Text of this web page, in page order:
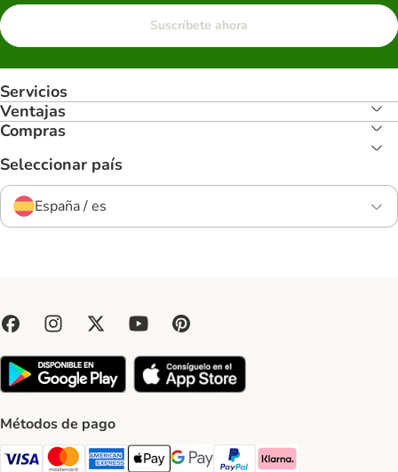
Suscríbete ahora
Servicios
Ventajas
Compras
Seleccionar país
España / es
Métodos de pago
Visa Payment Method
Mastercard Payment Method
American Express Payment Method
Apple Pay Payment Method
Google Pay Payment Method
PayPal Payment Method
Klarna Payment Method